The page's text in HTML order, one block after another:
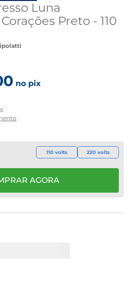
Luna
Preto - 110
no pix
110 volts 220 volts
AGORA